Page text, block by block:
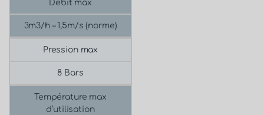
Débit max
3m3/h – 1,5m/s (norme)
Pression max
8 Bars
Température max
d’utilisation